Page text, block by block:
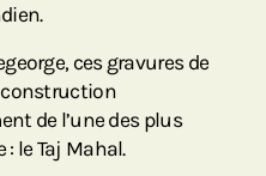
ces gravures de
de l’une des plus
le Taj Mahal.